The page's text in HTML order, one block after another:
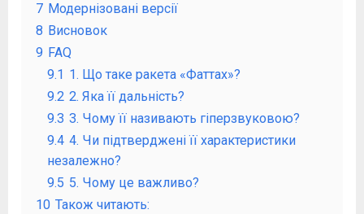
7 Модернізовані версії
8 Висновок
9 FAQ
9.1 1. Що таке ракета «Фаттах»?
9.2 2. Яка її дальність?
9.3 3. Чому її називають гіперзвуковою?
9.4 4. Чи підтверджені її характеристики
незалежно?
9.5 5. Чому це важливо?
10 Також читають: